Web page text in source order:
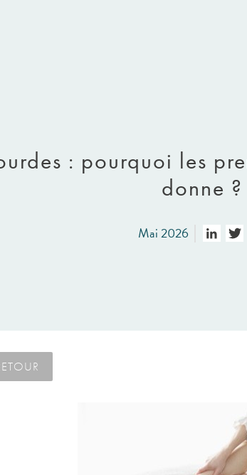
: pourquoi les
donne ?
Mai 2026